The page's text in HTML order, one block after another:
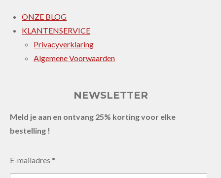
ONZE BLOG
KLANTENSERVICE
Privacyverklaring
Algemene Voorwaarden
NEWSLETTER
Meld je aan en ontvang 25% korting voor elke
bestelling !
E-mailadres *